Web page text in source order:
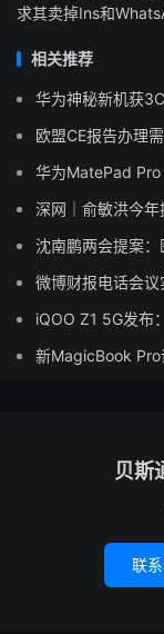
求其卖掉Ins和
相关推荐
华为神秘新机获
欧盟CE报告办理
华为MatePad
深网｜俞敏洪今
沈南鹏两会提案：
微博财报电话会
iQOO Z1 5G发布
新MagicBook
贝斯
联